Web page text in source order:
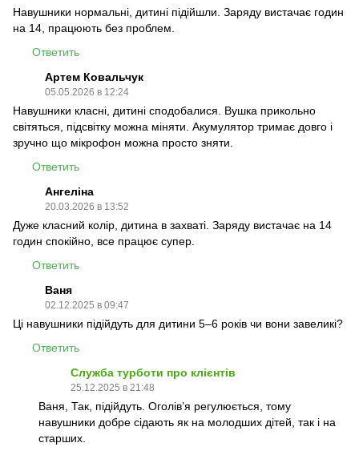
Навушники нормальні, дитині підійшли. Заряду вистачає годин
на 14, працюють без проблем.
Ответить
Артем Ковальчук
05.05.2026 в 12:24
Навушники класні, дитині сподобалися. Вушка прикольно
світяться, підсвітку можна міняти. Акумулятор тримає довго і
зручно що мікрофон можна просто зняти.
Ответить
Ангеліна
20.03.2026 в 13:52
Дуже класний колір, дитина в захваті. Заряду вистачає на 14
годин спокійно, все працює супер.
Ответить
Ваня
02.12.2025 в 09:47
Ці навушники підійдуть для дитини 5–6 років чи вони завеликі?
Ответить
Служба турботи про клієнтів
25.12.2025 в 21:48
Ваня, Так, підійдуть. Оголів’я регулюється, тому
навушники добре сідають як на молодших дітей, так і на
старших.